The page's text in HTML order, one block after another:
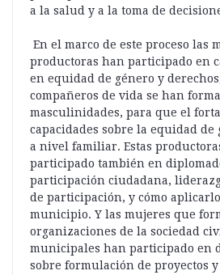
a la salud y a la toma de
En el marco de este proceso las
productoras han participado en
en equidad de género y
compañeros de vida se han
masculinidades, para que el
capacidades sobre la equidad de
a nivel familiar. Estas
participado también en
participación ciudadana,
de participación, y cómo
municipio. Y las mujeres que
organizaciones de la sociedad
municipales han participado en
sobre formulación de proyectos